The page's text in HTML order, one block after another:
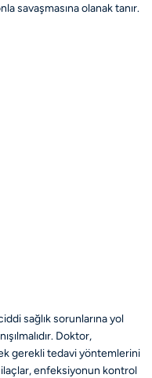
savaşmasına olanak tanır.
sağlık sorunlarına yol
Doktor,
gerekli tedavi yöntemlerini
enfeksiyonun kontrol